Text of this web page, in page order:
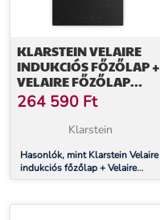
KLARSTEIN VELAIRE
INDUKCIÓS FŐZŐLAP +
VELAIRE FŐZŐLAP
ELSZÍVÓ | MINIMALISTA
| 60 CM
264 590 Ft
Klarstein
Hasonlók, mint Klarstein Velaire
indukciós főzőlap + Velaire
főzőlap elszívó | Minimalista |